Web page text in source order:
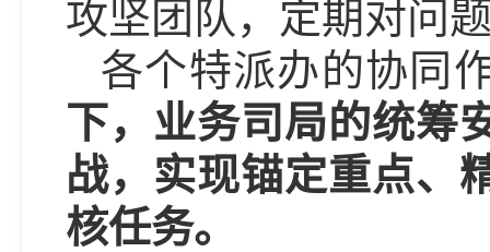
攻坚团队，定期对问
各个特派办的协同
下，业务司局的统筹
战，实现锚定重点、
核任务。